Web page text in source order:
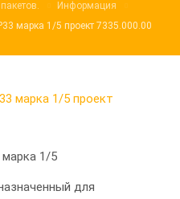
Информация
марка 1/5 проект 7335.000.00
1/5
для